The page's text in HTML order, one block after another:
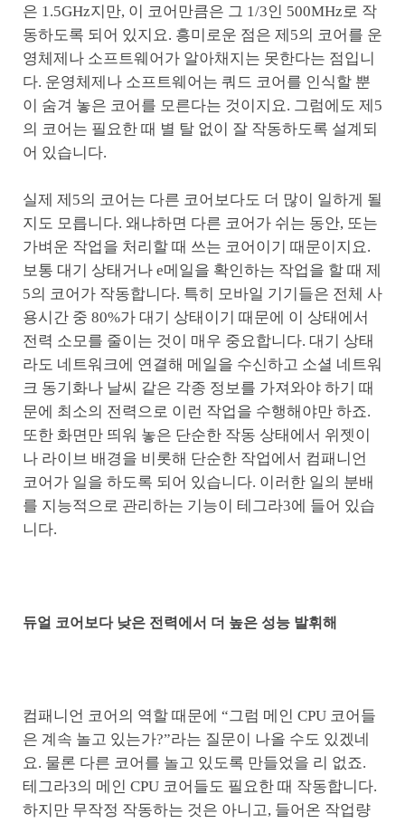
은 1.5GHz지만, 이 코어만큼은 그 1/3인 500MHz로 작
동하도록 되어 있지요. 흥미로운 점은 제5의 코어를 운
영체제나 소프트웨어가 알아채지는 못한다는 점입니
다. 운영체제나 소프트웨어는 쿼드 코어를 인식할 뿐
이 숨겨 놓은 코어를 모른다는 것이지요. 그럼에도 제5
의 코어는 필요한 때 별 탈 없이 잘 작동하도록 설계되
어 있습니다.
실제 제5의 코어는 다른 코어보다도 더 많이 일하게 될
지도 모릅니다. 왜냐하면 다른 코어가 쉬는 동안, 또는
가벼운 작업을 처리할 때 쓰는 코어이기 때문이지요.
보통 대기 상태거나 e메일을 확인하는 작업을 할 때 제
5의 코어가 작동합니다. 특히 모바일 기기들은 전체 사
용시간 중 80%가 대기 상태이기 때문에 이 상태에서
전력 소모를 줄이는 것이 매우 중요합니다. 대기 상태
라도 네트워크에 연결해 메일을 수신하고 소셜 네트워
크 동기화나 날씨 같은 각종 정보를 가져와야 하기 때
문에 최소의 전력으로 이런 작업을 수행해야만 하죠.
또한 화면만 띄워 놓은 단순한 작동 상태에서 위젯이
나 라이브 배경을 비롯해 단순한 작업에서 컴패니언
코어가 일을 하도록 되어 있습니다. 이러한 일의 분배
를 지능적으로 관리하는 기능이 테그라3에 들어 있습
니다.
듀얼 코어보다 낮은 전력에서 더 높은 성능 발휘해
컴패니언 코어의 역할 때문에 “그럼 메인 CPU 코어들
은 계속 놀고 있는가?”라는 질문이 나올 수도 있겠네
요. 물론 다른 코어를 놀고 있도록 만들었을 리 없죠.
테그라3의 메인 CPU 코어들도 필요한 때 작동합니다.
하지만 무작정 작동하는 것은 아니고, 들어온 작업량